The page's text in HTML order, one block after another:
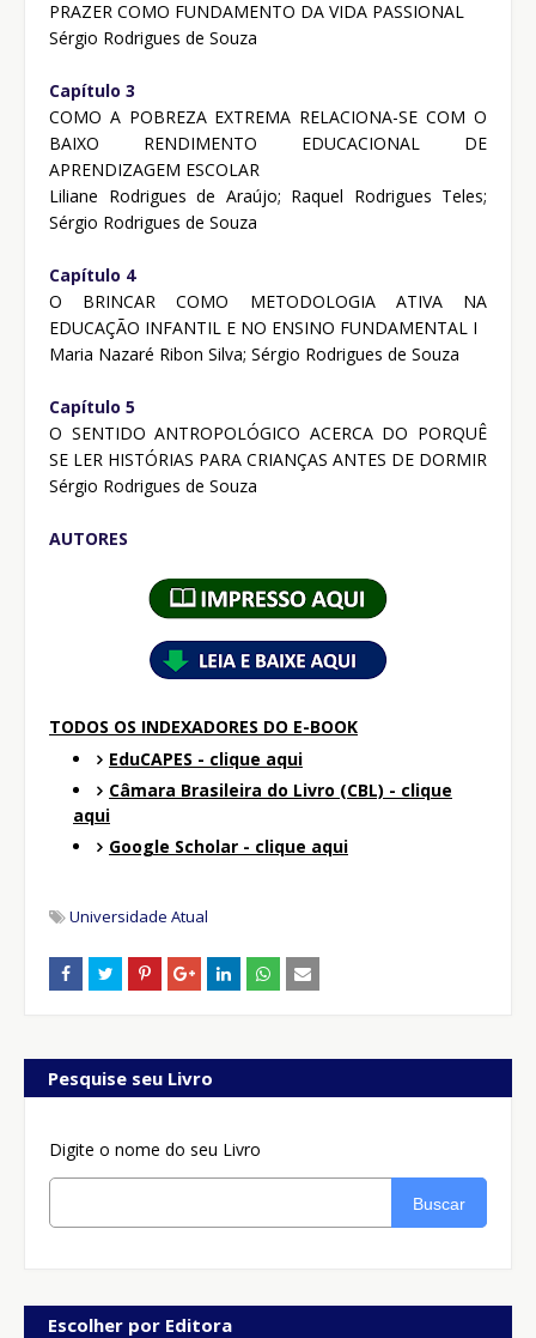
PRAZER COMO FUNDAMENTO DA VIDA PASSIONAL
Sérgio Rodrigues de Souza
Capítulo 3
COMO A POBREZA EXTREMA RELACIONA-SE COM O
BAIXO RENDIMENTO EDUCACIONAL DE
APRENDIZAGEM ESCOLAR
Liliane Rodrigues de Araújo; Raquel Rodrigues Teles;
Sérgio Rodrigues de Souza
Capítulo 4
O BRINCAR COMO METODOLOGIA ATIVA NA
EDUCAÇÃO INFANTIL E NO ENSINO FUNDAMENTAL I
Maria Nazaré Ribon Silva; Sérgio Rodrigues de Souza
Capítulo 5
O SENTIDO ANTROPOLÓGICO ACERCA DO PORQUÊ
SE LER HISTÓRIAS PARA CRIANÇAS ANTES DE DORMIR
Sérgio Rodrigues de Souza
AUTORES
TODOS OS INDEXADORES DO E-BOOK
EduCAPES - clique aqui
Câmara Brasileira do Livro (CBL) - clique
aqui
Google Scholar - clique aqui
Universidade Atual
Pesquise seu Livro
Digite o nome do seu Livro
Buscar
Escolher por Editora